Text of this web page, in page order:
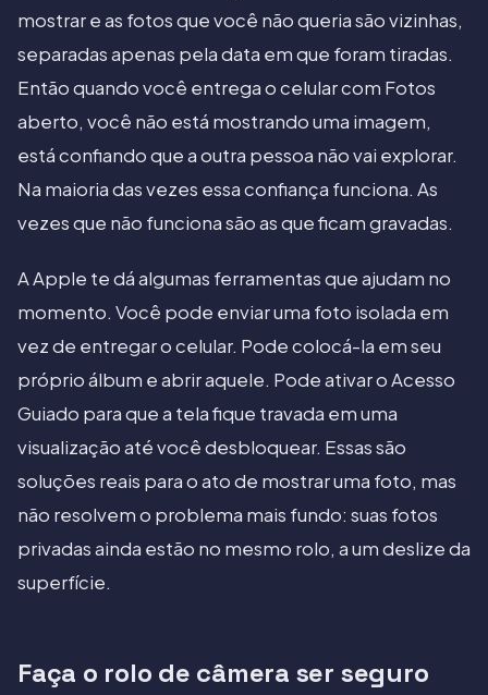
mostrar e as fotos que você não queria são vizinhas,
separadas apenas pela data em que foram tiradas.
Então quando você entrega o celular com Fotos
aberto, você não está mostrando uma imagem,
está confiando que a outra pessoa não vai explorar.
Na maioria das vezes essa confiança funciona. As
vezes que não funciona são as que ficam gravadas.
A Apple te dá algumas ferramentas que ajudam no
momento. Você pode enviar uma foto isolada em
vez de entregar o celular. Pode colocá-la em seu
próprio álbum e abrir aquele. Pode ativar o Acesso
Guiado para que a tela fique travada em uma
visualização até você desbloquear. Essas são
soluções reais para o ato de mostrar uma foto, mas
não resolvem o problema mais fundo: suas fotos
privadas ainda estão no mesmo rolo, a um deslize da
superfície.
Faça o rolo de câmera ser seguro